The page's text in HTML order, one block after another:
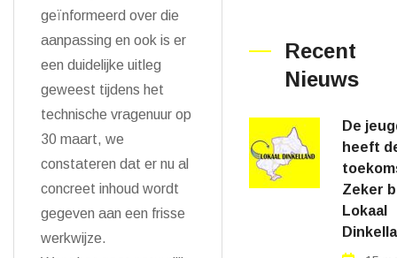
geïnformeerd over die
aanpassing en ook is er
een duidelijke uitleg
geweest tijdens het
technische vragenuur op
30 maart, we
constateren dat er nu al
concreet inhoud wordt
gegeven aan een frisse
werkwijze.
Recent
Nieuws
De
heeft
Zeker
Lokaal